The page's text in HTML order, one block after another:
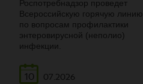
Роспотребнадзор проведет
Всероссийскую горячую линию
по вопросам профилактики
энтеровирусной (неполио)
инфекции.
10
07.2026